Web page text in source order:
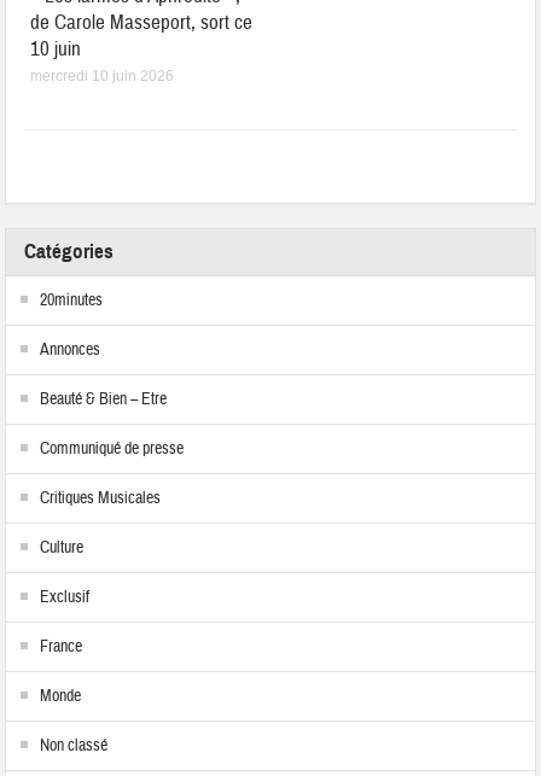
de Carole Masseport, sort ce
10 juin
mercredi 10 juin 2026
Catégories
20minutes
Annonces
Beauté & Bien – Etre
Communiqué de presse
Critiques Musicales
Culture
Exclusif
France
Monde
Non classé